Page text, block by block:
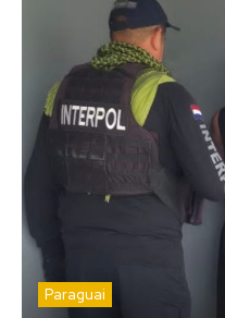
Paraguai